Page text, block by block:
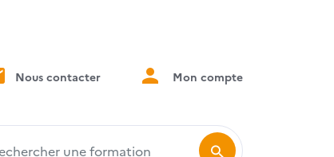
Nous contacter Mon compte